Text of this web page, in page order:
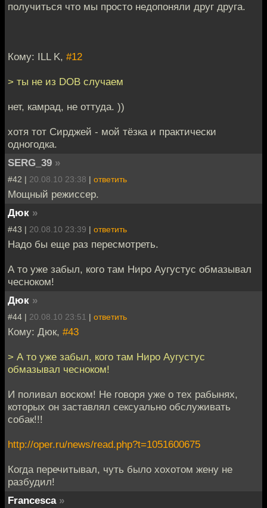
получиться что мы просто недопоняли друг друга.
Кому: ILL K, #12
> ты не из DOB случаем
нет, камрад, не оттуда. ))
хотя тот Сирджей - мой тёзка и практически
одногодка.
SERG_39 »
#42 | 20.08.10 23:38 | ответить
Мощный режиссер.
Дюк »
#43 | 20.08.10 23:39 | ответить
Надо бы еще раз пересмотреть.
А то уже забыл, кого там Ниро Аугустус обмазывал
чесноком!
Дюк »
#44 | 20.08.10 23:51 | ответить
Кому: Дюк, #43
> А то уже забыл, кого там Ниро Аугустус
обмазывал чесноком!
И поливал воском! Не говоря уже о тех рабынях,
которых он заставлял сексуально обслуживать
собак!!!
http://oper.ru/news/read.php?t=1051600675
Когда перечитывал, чуть было хохотом жену не
разбудил!
Francesca »